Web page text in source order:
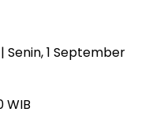
| Senin, 1 September
WIB